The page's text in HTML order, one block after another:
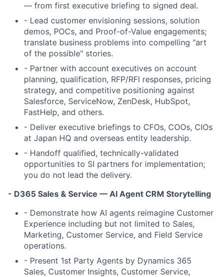
— from first executive briefing to signed deal.
- Lead customer envisioning sessions, solution
demos, POCs, and Proof-of-Value engagements;
translate business problems into compelling "art
of the possible" stories.
- Partner with account executives on account
planning, qualification, RFP/RFI responses, pricing
strategy, and competitive positioning against
Salesforce, ServiceNow, ZenDesk, HubSpot,
FastHelp, and others.
- Deliver executive briefings to CFOs, COOs, CIOs
at Japan HQ and overseas entity leadership.
- Handoff qualified, technically-validated
opportunities to SI partners for implementation;
you do not lead the delivery.
- D365 Sales & Service — AI Agent CRM Storytelling
- Demonstrate how AI agents reimagine Customer
Experience including but not limited to Sales,
Marketing, Customer Service, and Field Service
operations.
- Present 1st Party Agents by Dynamics 365
Sales, Customer Insights, Customer Service,